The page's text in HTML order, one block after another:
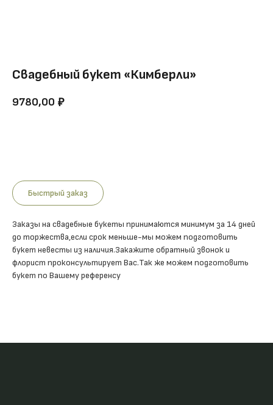
Свадебный букет «Кимберли»
9780,00 ₽
Быстрый заказ
Заказы на свадебные букеты принимаются минимум за 14 дней
до торжества,если срок меньше-мы можем подготовить
букет невесты из наличия.Закажите обратный звонок и
флорист проконсультирует Вас.Так же можем подготовить
букет по Вашему референсу